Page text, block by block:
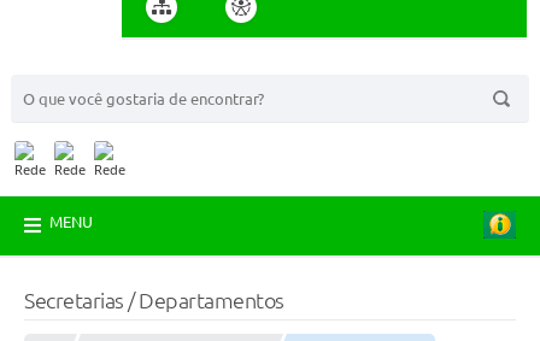
MENU
Secretarias / Departamentos